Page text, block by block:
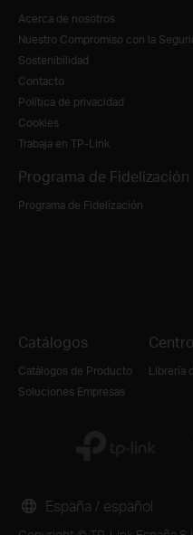
Acerca de nosotros
Nuestro Compromiso con la
Sostenibilidad
Contacto
Política de privacidad
Cookies
Trabaja en TP-Link
Programa de Fidelización
Programa de Fidelización
Catálogos
Catálogos de Producto
Soluciones Empresas
Librería
España / español